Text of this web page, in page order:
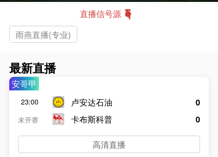
直播信号源
雨燕直播(专业)
最新直播
安哥甲
23:00
未开赛
卢安达石油
卡布斯科普
0
0
高清直播